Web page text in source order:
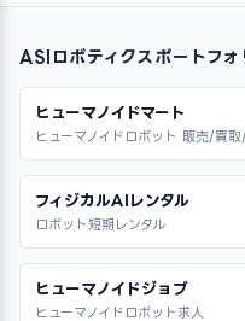
ASIロボティクスポートフ
ヒューマノイドマート
ヒューマノイドロボット 販売/買取
フィジカルAIレンタル
ロボット短期レンタル
ヒューマノイドジョブ
ヒューマノイドロボット求人